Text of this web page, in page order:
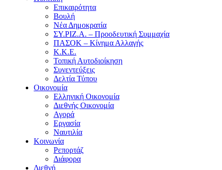
Επικαιρότητα
Βουλή
Νέα Δημοκρατία
ΣΥ.ΡΙΖ.Α. – Προοδευτική Συμμαχία
ΠΑΣΟΚ – Κίνημα Αλλαγής
Κ.Κ.Ε.
Τοπική Αυτοδιοίκηση
Συνεντεύξεις
Δελτία Τύπου
Οικονομία
Ελληνική Οικονομία
Διεθνής Οικονομία
Αγορά
Εργασία
Ναυτιλία
Κοινωνία
Ρεπορτάζ
Διάφορα
Διεθνή